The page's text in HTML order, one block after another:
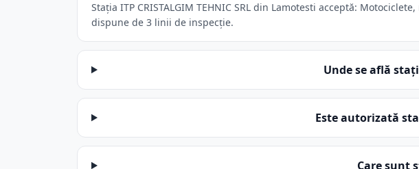
Stația ITP CRISTALGIM TEHNIC SRL din Lamotesti acceptă:
dispune de 3 linii de inspecție.
Unde se află
Este autorizată
Care sunt